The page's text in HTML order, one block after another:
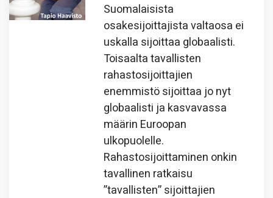
Suomalaisista
osakesijoittajista valtaosa ei
uskalla sijoittaa globaalisti.
Toisaalta tavallisten
rahastosijoittajien
enemmistö sijoittaa jo nyt
globaalisti ja kasvavassa
määrin Euroopan
ulkopuolelle.
Rahastosijoittaminen onkin
tavallinen ratkaisu
”tavallisten” sijoittajien